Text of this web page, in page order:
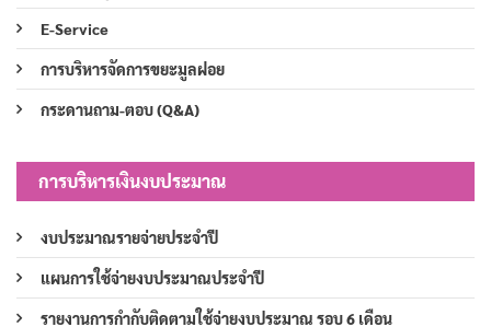
E-Service
การบริหารจัดการขยะมูลฝอย
กระดานถาม-ตอบ (Q&A)
การบริหารเงินงบประมาณ
งบประมาณรายจ่ายประจำปี
แผนการใช้จ่ายงบประมาณประจำปี
รายงานการกำกับติดตามใช้จ่ายงบประมาณ รอบ 6 เดือน